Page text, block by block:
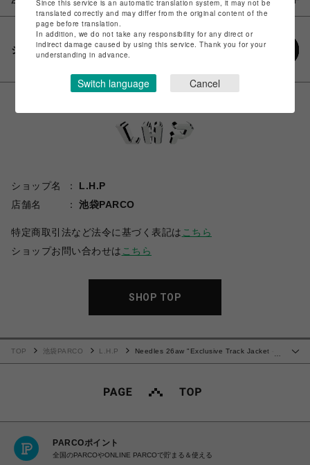
シェアする
ショップ名
L.H.P
店舗名
池袋PARCO
特定商取引法など法令に基づく表記は こちら
ショップお問い合わせは こちら
SHOP TOP
…
TOP 池袋PARCO L.H.P
Needles 26aw "Exclusive Track Jacket -
PARCOポイント
全国のPARCOやONLINE PARCOで貯まる＆使える
Since this service is an automatic translation system, it may not be
translated correctly and may differ from the original content of the
page before translation.
In addition, we do not take any responsibility for any direct or
indirect damage caused by using this service. Thank you for your
understanding in advance.
Switch language Cancel